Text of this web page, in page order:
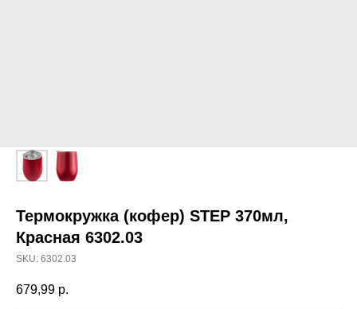
Термокружка (кофер) STEP 370мл,
Красная 6302.03
SKU: 6302.03
679,99 р.